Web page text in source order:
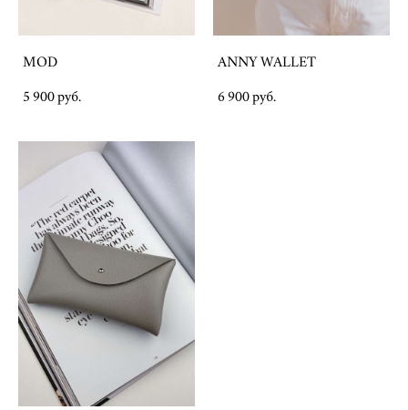
MOD
5 900 pуб.
ANNY WALLET
6 900 pуб.